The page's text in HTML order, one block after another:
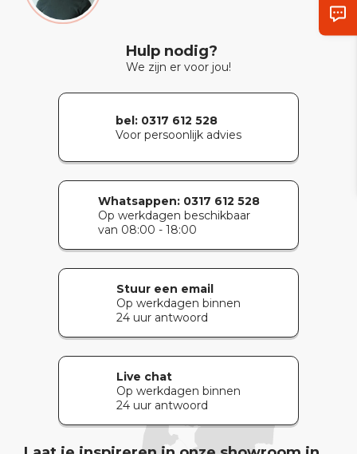
Hulp nodig?
We zijn er voor jou!
bel: 0317 612 528
Voor persoonlijk advies
Whatsappen:0317 612 528
Op werkdagen beschikbaar
van 08:00 - 18:00
Stuur een email
Op werkdagen binnen
24 uur antwoord
Live chat
Op werkdagen binnen
24 uur antwoord